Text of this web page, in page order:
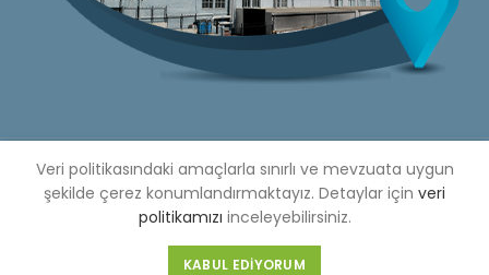
Copyright © 2020 Çetinkaya Pano | Çetinkaya Pano Fiyat
Listesi
Bizi Sosyal Medya Hesaplarımızdan Takip Edebilirsiniz »
Web Design by 3F Yazılım
Veri politikasındaki amaçlarla sınırlı ve mevzuata uygun
şekilde çerez konumlandırmaktayız. Detaylar için veri
politikamızı inceleyebilirsiniz.
KABUL EDIYORUM